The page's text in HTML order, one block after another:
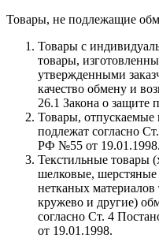
Товары, не подлежащие
Товары с
товары,
утвержденными
качество обмену и
26.1 Закона о защите
Товары, отпускаемые
подлежат согласно
РФ №55 от 19.01.1998.
Текстильные товары
шелковые, шерстяные
нетканых материалов
кружево и другие)
согласно Ст. 4
от 19.01.1998.